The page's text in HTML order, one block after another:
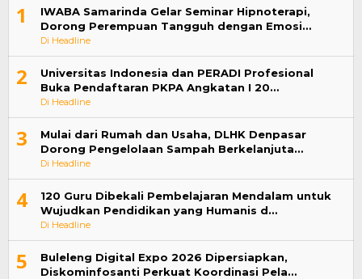
1
IWABA Samarinda Gelar Seminar Hipnoterapi,
Dorong Perempuan Tangguh dengan Emosi…
Di Headline
2
Universitas Indonesia dan PERADI Profesional
Buka Pendaftaran PKPA Angkatan I 20…
Di Headline
3
Mulai dari Rumah dan Usaha, DLHK Denpasar
Dorong Pengelolaan Sampah Berkelanjuta…
Di Headline
4
120 Guru Dibekali Pembelajaran Mendalam untuk
Wujudkan Pendidikan yang Humanis d…
Di Headline
5
Buleleng Digital Expo 2026 Dipersiapkan,
Diskominfosanti Perkuat Koordinasi Pela…